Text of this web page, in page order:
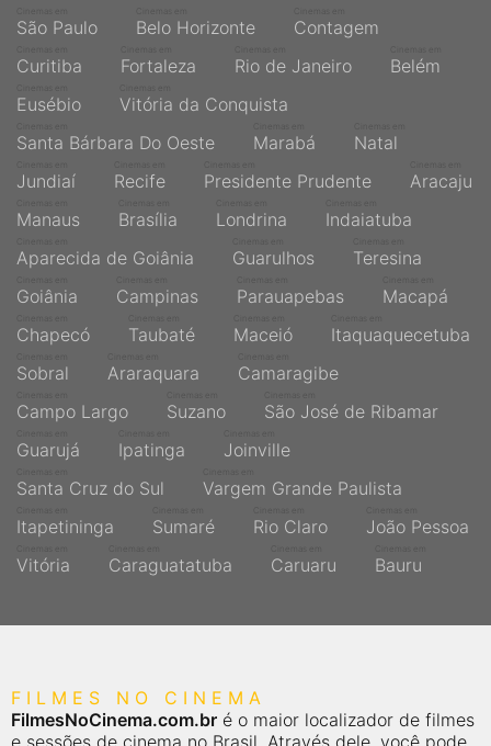
São Paulo Belo Horizonte Contagem
Curitiba Fortaleza Rio de Janeiro Belém
Eusébio Vitória da Conquista
Santa Bárbara Do Oeste Marabá Natal
Jundiaí Recife Presidente Prudente Aracaju
Manaus Brasília Londrina Indaiatuba
Aparecida de Goiânia Guarulhos Teresina
Goiânia Campinas Parauapebas Macapá
Chapecó Taubaté Maceió Itaquaquecetuba
Sobral Araraquara Camaragibe
Campo Largo Suzano São José de Ribamar
Guarujá Ipatinga Joinville
Santa Cruz do Sul Vargem Grande Paulista
Itapetininga Sumaré Rio Claro João Pessoa
Vitória Caraguatatuba Caruaru Bauru
FILMES NO CINEMA
FilmesNoCinema.com.br é o maior localizador de filmes
e sessões de cinema no Brasil. Através dele, você pode